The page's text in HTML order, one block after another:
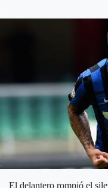
El delantero rompió el